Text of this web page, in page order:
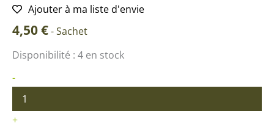
Ajouter à ma liste d'envie
4,50€-Sachet
Disponibilité : 4 en stock
-
quantité
Carotte
Nandor
Hybride
F1
+